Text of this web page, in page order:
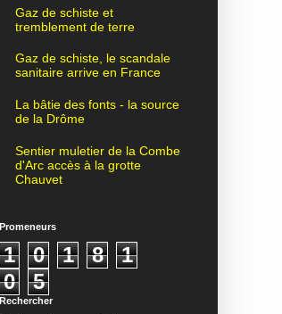
Gaz de schiste et
tremblement de terre
Gaz de schiste, le scandale
sanitaire arrive en France
La bâtie des fonts - la source
de la Drôme
Sentier muletier de la Combe
d'Arc accès à la grotte
Chauvet
Promeneurs
1 0 1 8
1
0
5
Rechercher